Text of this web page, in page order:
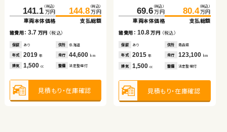
141.1 （税込）
万円
車両本体価格
144.8 （税込）
万円
支払総額
諸費用：3.7 万円 （税込）
保証 あり 住所 北海道
年式 2019 年 走行 44,600 km
排気 1,500 cc 整備 法定整備付
見積もり・在庫確認
69.6 （税込）
万円
車両本体価格
80.4 （税込）
万円
支払総額
諸費用： 10.8万円 （税込）
保証 あり 住所 青森県
年式 2015年 走行 123,100 km
排気 1,500cc 整備 法定整備付
見積もり・在庫確認
トヨタ ヴェルファイア
289.8万円
車両本体価格
諸費用：15.8万円 （税込）
保証 あり 住所 三重県
排気 2,500cc 整備 法定整備付
トヨタ ノア ハイブリッド
391.4万円
車両本体価格
諸費用：8.3 万円 （税込）
保証 なし 住所 岡山県
排気 1,800cc 整備 なし
47.3 （税込）
万円
車両本体価格
59.7 （税込）
万円
支払総額
諸費用：12.4万円（税込）
保証 あり 住所 京都府
年式 2010 年 走行 71,600 km
排気 1,800 cc 整備 法定整備付
見積もり・在庫確認
101.1 （税込）
万円
車両本体価格
109.8 （税込）
万円
支払総額
諸費用： 8.7万円（税込）
保証 あり 住所 宮城県
年式 2018年 走行 48,500km
排気 660cc 整備 法定整備付
見積もり・在庫確認